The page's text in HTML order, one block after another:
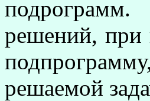
подрограмм.
решений,
решаемой